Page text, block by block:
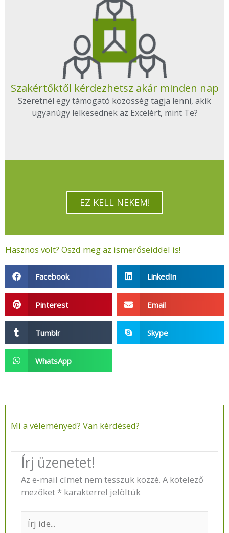
Szakértőktől kérdezhetsz akár minden nap
Szeretnél egy támogató közösség tagja lenni, akik
ugyanúgy lelkesednek az Excelért, mint Te?
EZ KELL NEKEM!
Hasznos volt? Oszd meg az ismerőseiddel is!
Facebook LinkedIn
Pinterest Email
Tumblr Skype
WhatsApp
Mi a véleményed? Van kérdésed?​
Írj üzenetet!
Az e-mail címet nem tesszük közzé. A kötelező
mezőket * karakterrel jelöltük
Írj
ide...